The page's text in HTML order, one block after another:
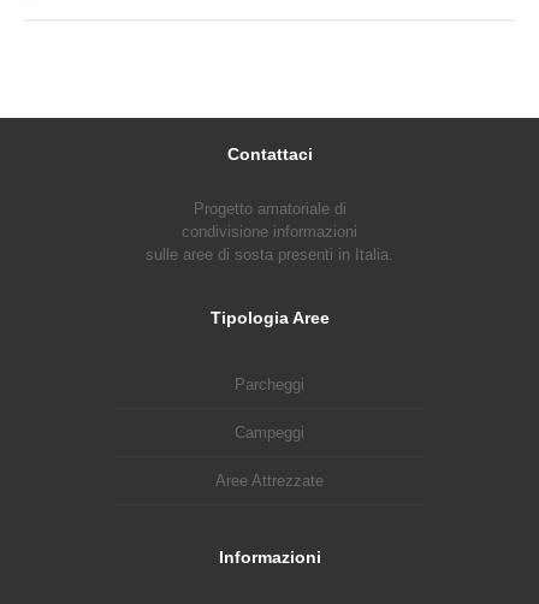
Contattaci
Progetto amatoriale di
condivisione informazioni
sulle aree di sosta presenti in Italia.
Tipologia Aree
Parcheggi
Campeggi
Aree Attrezzate
Informazioni